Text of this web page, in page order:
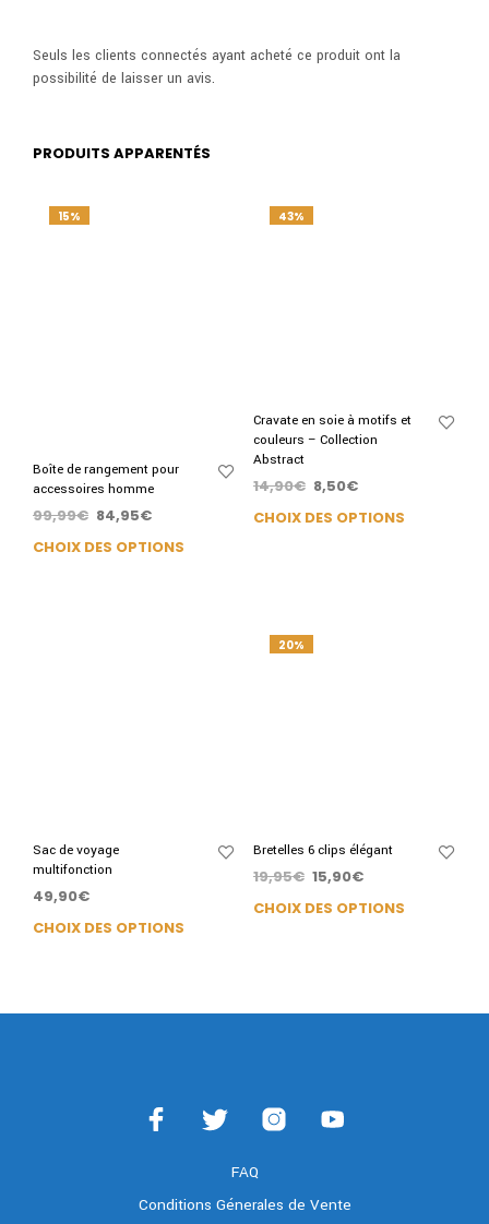
Seuls les clients connectés ayant acheté ce produit ont la
possibilité de laisser un avis.
PRODUITS APPARENTÉS
15%
Boîte de rangement pour
accessoires homme
99,99€ 84,95€
CHOIX DES OPTIONS
43%
Cravate en soie à motifs et
couleurs – Collection
Abstract
14,90€ 8,50€
CHOIX DES OPTIONS
Sac de voyage
multifonction
49,90€
CHOIX DES OPTIONS
20%
Bretelles 6 clips élégant
19,95€ 15,90€
CHOIX DES OPTIONS
FAQ
Conditions Génerales de Vente